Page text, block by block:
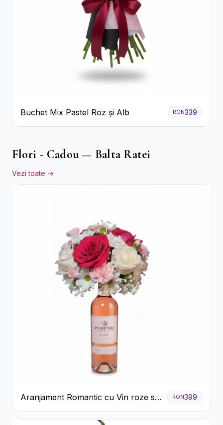
Buchet Mix Pastel Roz și Alb RON339
Flori - Cadou — Balta Ratei
Vezi toate →
Aranjament Romantic cu Vin roze si
Flori pastel
RON399